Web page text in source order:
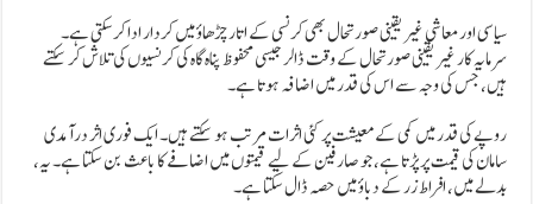
سیاسی اور معاشی غیر یقینی صورتحال بھی کرنسی کے اتار چڑھاؤ میں کردار ادا کر سکتی ہے۔
سرمایہ کار غیر یقینی صورتحال کے وقت ڈالر جیسی محفوظ پناہ گاہ کی کرنسیوں کی تلاش کر سکتے
ہیں، جس کی وجہ سے اس کی قدر میں اضافہ ہوتا ہے۔
روپے کی قدر میں کمی کے معیشت پر کئی اثرات مرتب ہو سکتے ہیں۔ ایک فوری اثر درآمدی
سامان کی قیمت پر پڑتا ہے، جو صارفین کے لیے قیمتوں میں اضافے کا باعث بن سکتا ہے۔ یہ،
بدلے میں، افراط زر کے دباؤ میں حصہ ڈال سکتا ہے۔